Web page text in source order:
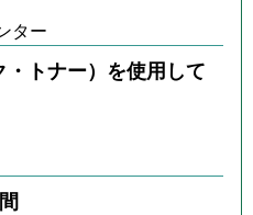
ター
トナー）を使用して